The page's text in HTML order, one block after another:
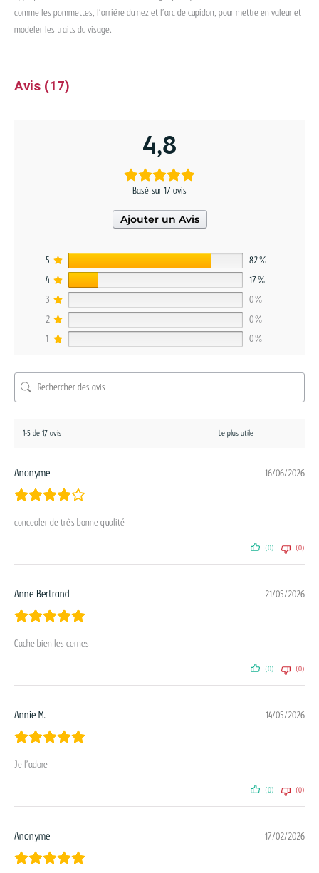
comme les pommettes, l’arrière du nez et l’arc de cupidon, pour mettre en valeur et
modeler les traits du visage.
Avis (17)
4,8
Basé sur 17 avis
Ajouter un Avis
5
82%
4
17%
3
0%
2
0%
1
0%
1-5 de 17 avis
Anonyme 16/06/2026
concealer de très bonne qualité
(0) (0)
Anne Bertrand 21/05/2026
Cache bien les cernes
(0) (0)
Annie M. 14/05/2026
Je l’adore
(0) (0)
Anonyme 17/02/2026